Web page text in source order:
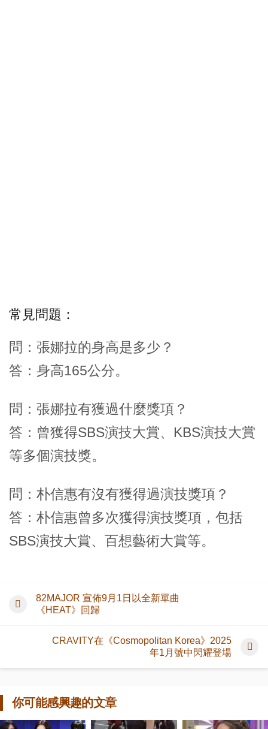
常見問題：
問：張娜拉的身高是多少？
答：身高165公分。
問：張娜拉有獲過什麼獎項？
答：曾獲得SBS演技大賞、KBS演技大賞
等多個演技獎。
問：朴信惠有沒有獲得過演技獎項？
答：朴信惠曾多次獲得演技獎項，包括
SBS演技大賞、百想藝術大賞等。
82MAJOR 宣佈9月1日以全新單曲
《HEAT》回歸
CRAVITY在《Cosmopolitan Korea》2025
年1月號中閃耀登場
你可能感興趣的文章